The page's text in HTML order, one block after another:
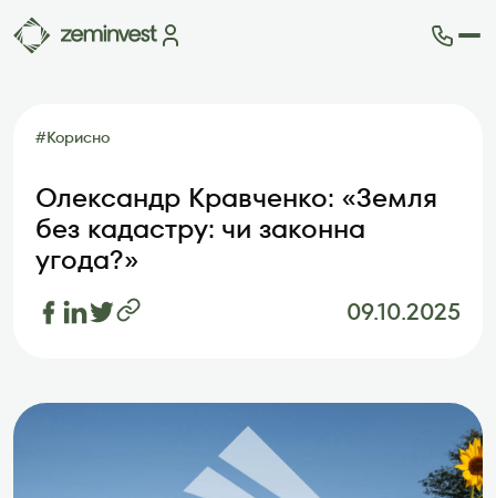
Карта ділянок
Як це працює
Блог
FAQ
Партнери
Контакти
#Корисно
Олександр Кравченко: «Земля
без кадастру: чи законна
угода?»
09.10.2025